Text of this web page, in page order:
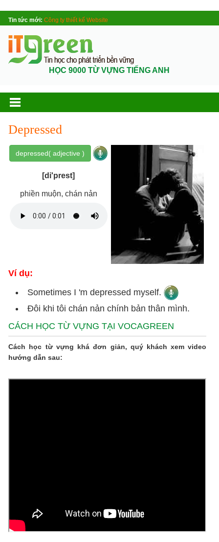
Tin tức mới: Công ty thiết kế Website
HỌC 9000 TỪ VỰNG TIẾNG ANH
Depressed
depressed( adjective )
[di'prest]
phiền muộn, chán nản
Ví dụ:
Sometimes I 'm depressed myself.
Đôi khi tôi chán nản chính bản thân mình.
CÁCH HỌC TỪ VỰNG TẠI VOCAGREEN
Cách học từ vựng khá đơn giản, quý khách xem video
hướng dẫn sau: